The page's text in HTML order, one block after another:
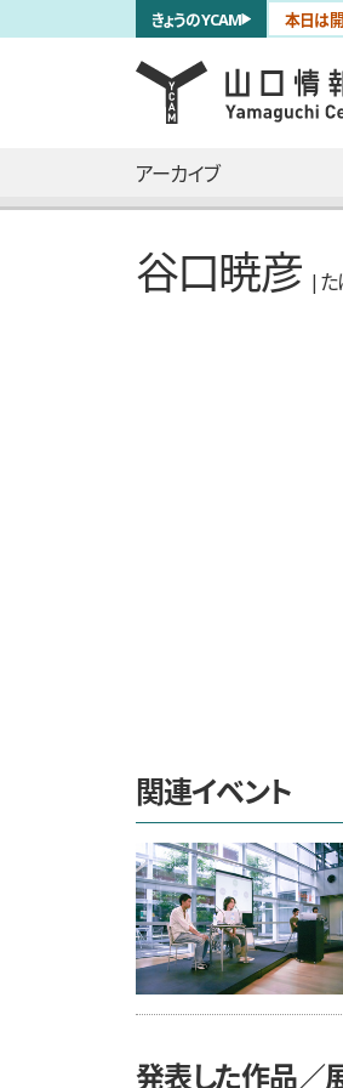
skip to main content 本日は
きょうのYCAM
言語を切り替える
メインナビゲーション
アーカイブ
谷口暁彦 | た
関連イベント
発表した作品／